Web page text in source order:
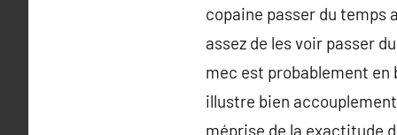
copaine passer du temps
assez de les voir passer
mec est probablement en
illustre bien
méprise de la exactitude